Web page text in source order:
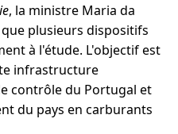
, la ministre Maria da
plusieurs dispositifs
à l'étude. L'objectif est
infrastructure
contrôle du Portugal et
du pays en carburants